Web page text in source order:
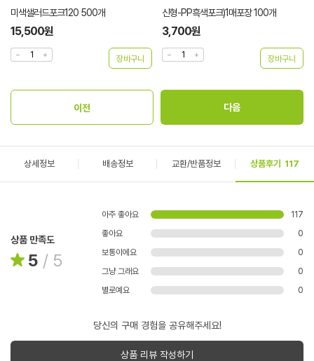
미색샐러드포크120 500개
15,500원
신형-PP흑색포크)1매포장 100개
3,700원
상세정보 배송정보 교환/반품정보 상품후기 117
상품 만족도
5 / 5
아주 좋아요
117
좋아요
0
보통이에요
0
그냥 그래요
0
별로예요
0
당신의 구매 경험을 공유해주세요!
상품 리뷰 작성하기